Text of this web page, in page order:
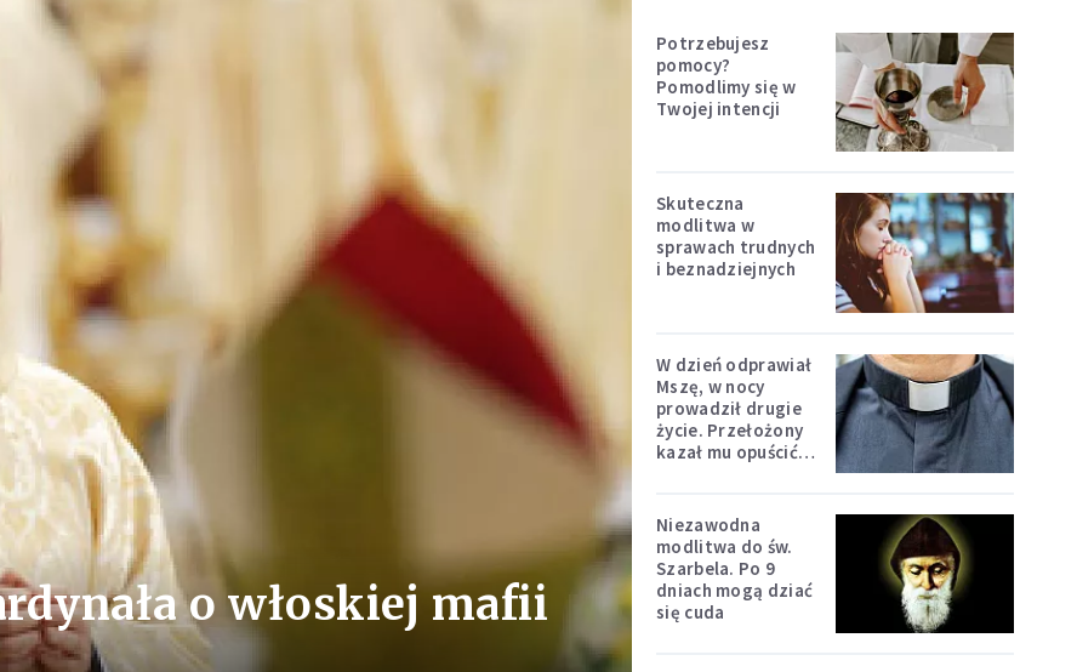
o włoskiej mafii
Potrzebujesz
pomocy?
Pomodlimy się w
Twojej intencji
Skuteczna
modlitwa w
sprawach trudnych
i beznadziejnych
W dzień odprawiał
Mszę, w nocy
prowadził drugie
życie. Przełożony
kazał mu opuścić
Niezawodna
modlitwa do św.
Szarbela. Po 9
dniach mogą dziać
się cuda